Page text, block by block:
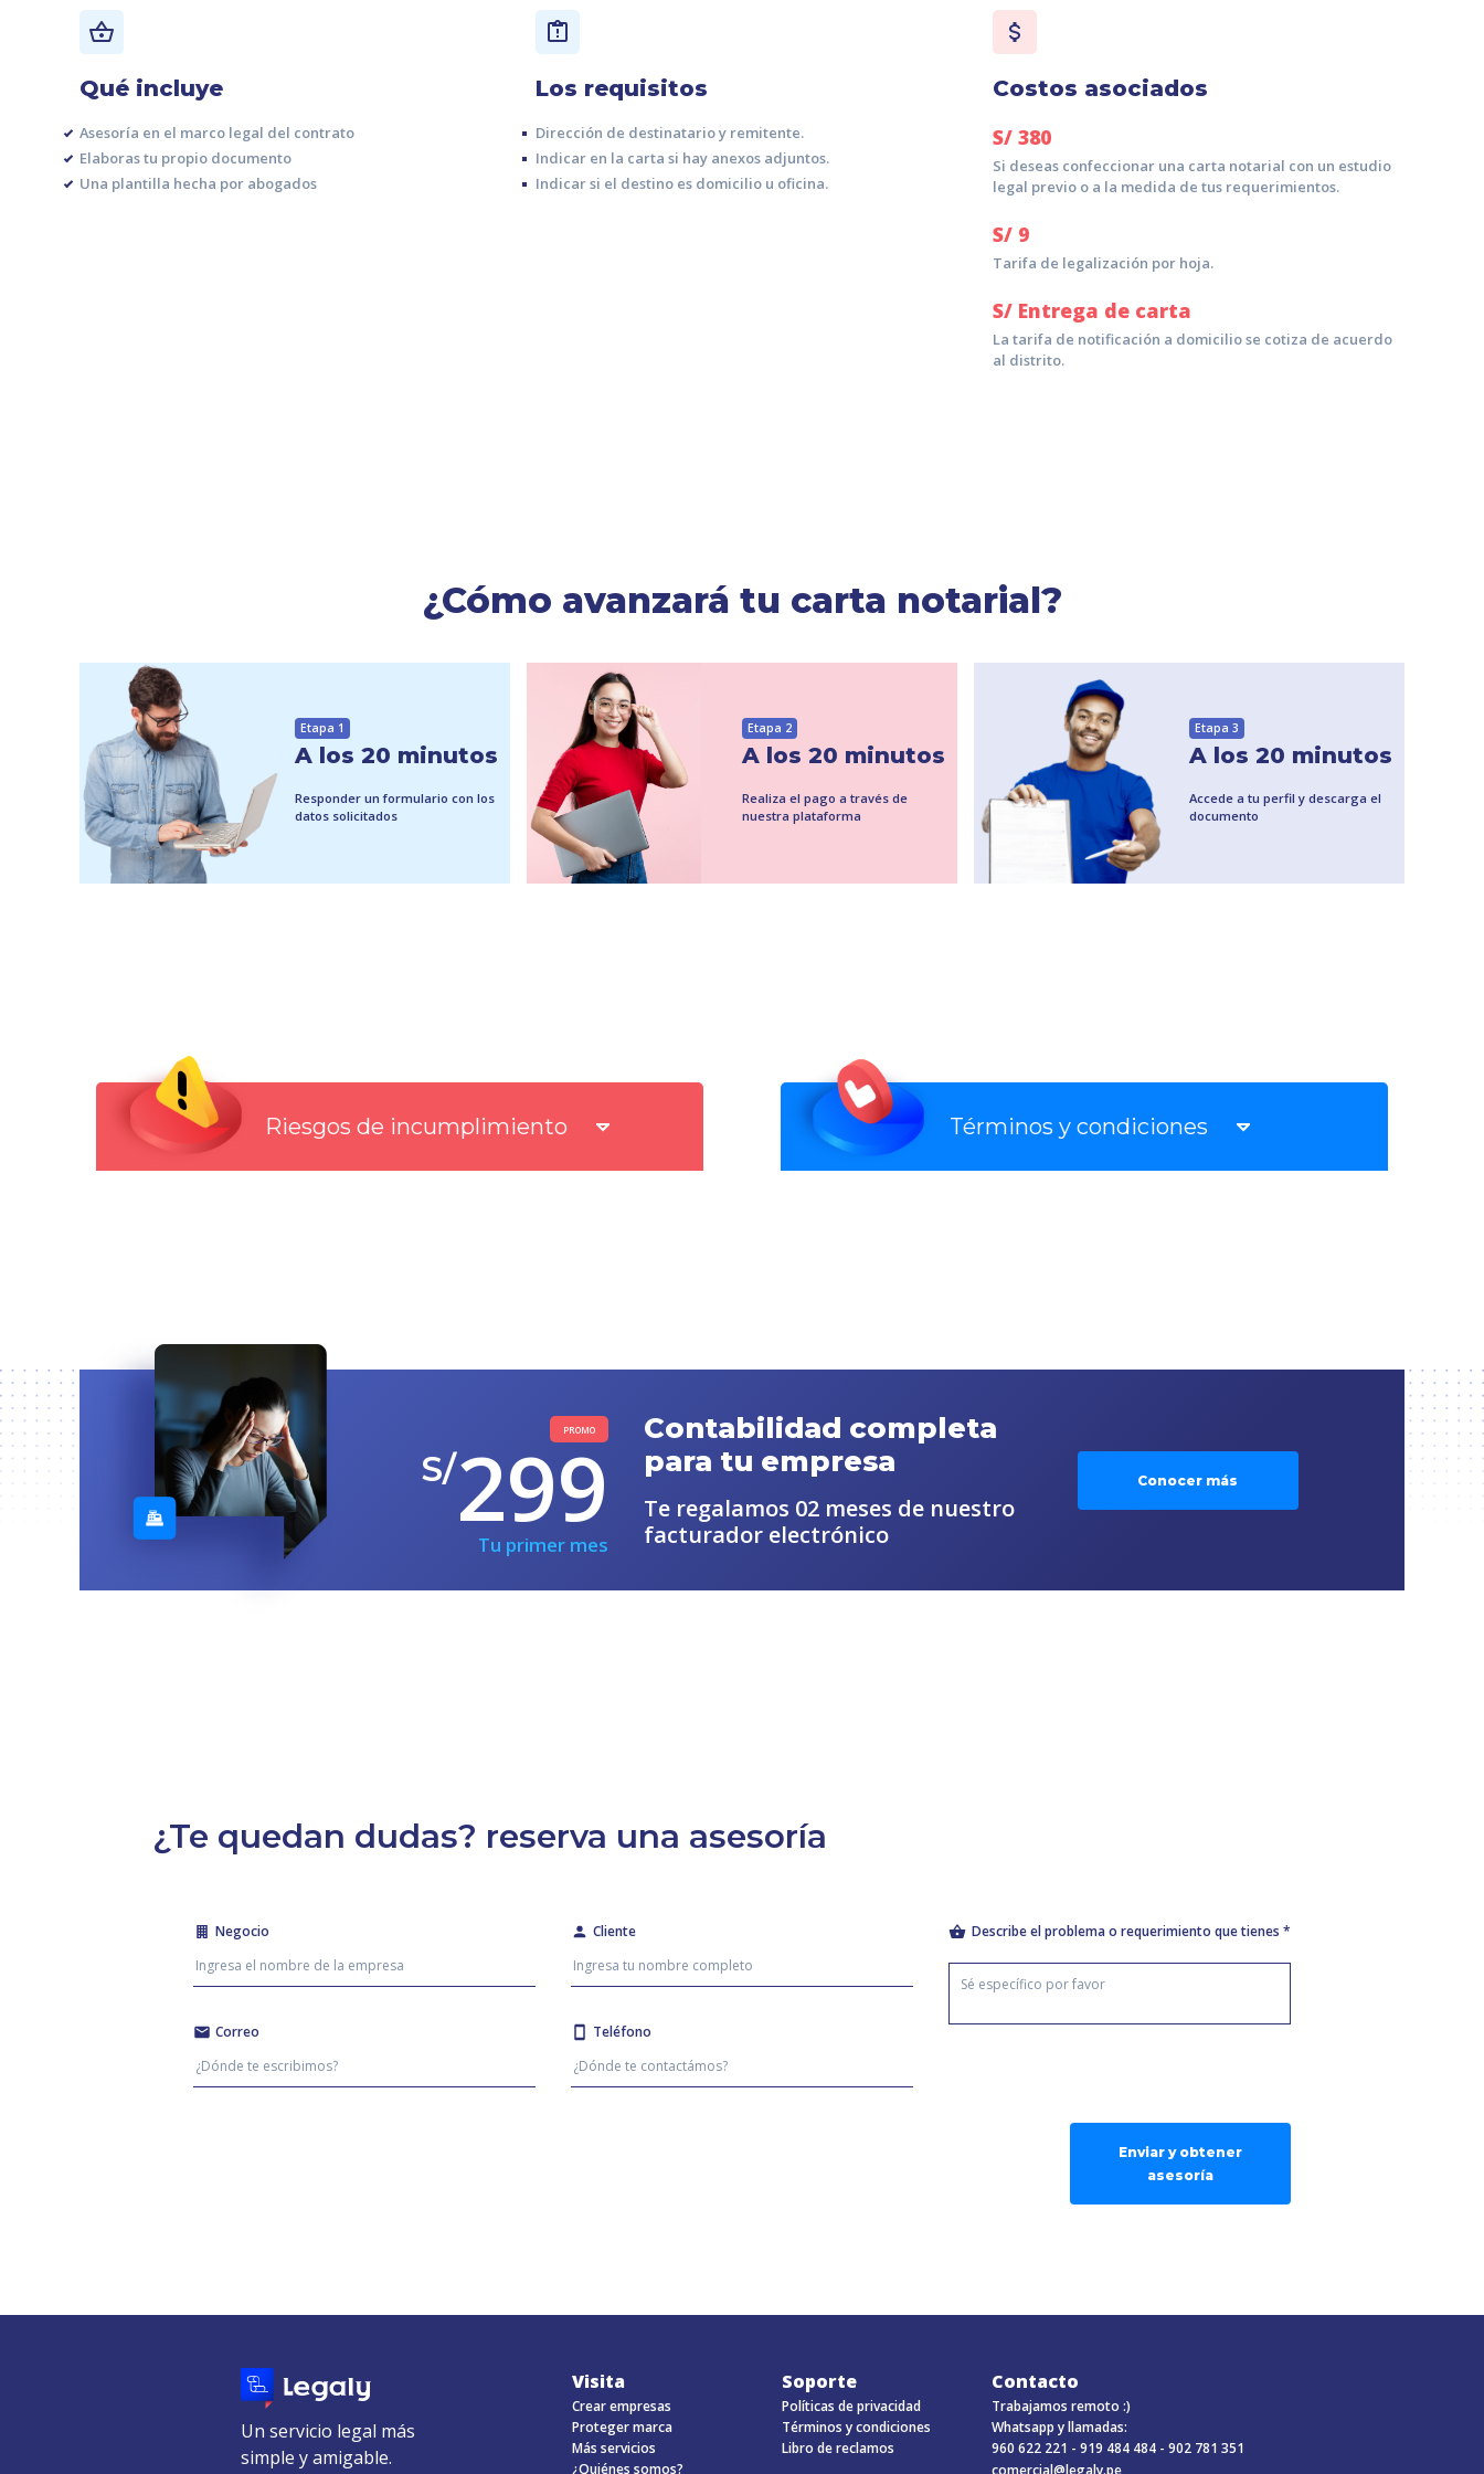
Qué incluye
Asesoría en el marco legal del contrato
Elaboras tu propio documento
Una plantilla hecha por abogados
Los requisitos
Dirección de destinatario y remitente.
Indicar en la carta si hay anexos adjuntos.
Indicar si el destino es domicilio u oficina.
Costos asociados
S/ 380
Si deseas confeccionar una carta notarial con un estudio
legal previo o a la medida de tus requerimientos.
S/ 9
Tarifa de legalización por hoja.
S/ Entrega de carta
La tarifa de notificación a domicilio se cotiza de acuerdo
al distrito.
¿Cómo avanzará tu carta notarial?
Etapa 1
A los 20 minutos
Responder un formulario con los
datos solicitados
Etapa 2
A los 20 minutos
Realiza el pago a través de
nuestra plataforma
Etapa 3
A los 20 minutos
Accede a tu perfil y descarga el
documento
Riesgos de incumplimiento Términos y condiciones
PROMO
S/299
Tu primer mes
Contabilidad completa
para tu empresa
Te regalamos 02 meses de nuestro
facturador electrónico
Conocer más
¿Te quedan dudas? reserva una asesoría
Negocio Cliente
Correo Teléfono
Describe el problema o requerimiento que tienes *
Enviar y obtener
asesoría
Un servicio legal más
simple y amigable.
Visita
Crear empresas
Proteger marca
Más servicios
¿Quiénes somos?
Soporte
Políticas de privacidad
Términos y condiciones
Libro de reclamos
Contacto
Trabajamos remoto :)
Whatsapp y llamadas:
960 622 221 - 919 484 484 - 902 781 351
comercial@legaly.pe